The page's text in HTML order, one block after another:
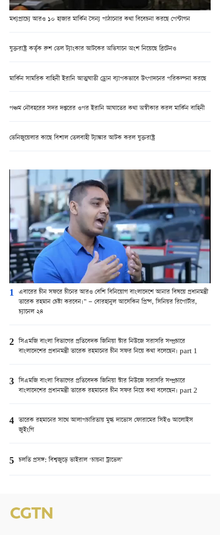
মধ্যপ্রাচ্যে আরও ১০ হাজার মার্কিন সৈন্য পাঠানোর কথা বিবেচনা করছে পেন্টাগন
যুক্তরাষ্ট্র কর্তৃক রুশ তেল ট্যাংকার আটকের অভিযানে অংশ নিয়েছে ব্রিটেনও
মার্কিন সামরিক বাহিনী ইরানি আত্মঘাতী ড্রোন ব্যাপকভাবে উৎপাদনের পরিকল্পনা করছে
পঞ্চম নৌবহরের সদর দপ্তরের ওপর ইরানি আঘাতের কথা অস্বীকার করল মার্কিন বাহিনী
ভেনিজুয়েলার কাছে বিশাল তেলবাহী ট্যাঙ্কার আটক করল যুক্তরাষ্ট্র
1 এবারের চীন সফরে চীনের আরও বেশি বিনিয়োগ বাংলাদেশে আনার বিষয়ে প্রধানমন্ত্রী
তারেক রহমান চেষ্টা করবেন।” — বোরহানুল আসেকিন প্রিন্স, সিনিয়র রিপোর্টার,
চ্যানেল ২৪
2 সিএমজি বাংলা বিভাগের প্রতিবেদক জিনিয়া স্টার নিউজে সরাসরি সম্প্রচারে
বাংলাদেশের প্রধানমন্ত্রী তারেক রহমানের চীন সফর নিয়ে কথা বলেছেন। part 1
3 সিএমজি বাংলা বিভাগের প্রতিবেদক জিনিয়া স্টার নিউজে সরাসরি সম্প্রচারে
বাংলাদেশের প্রধানমন্ত্রী তারেক রহমানের চীন সফর নিয়ে কথা বলেছেন। part 2
4 তারেক রহমানের সাথে আলাপচারিতায় মুগ্ধ দাভোস ফোরামের সিইও আলোইস
জুইংগি
5 চলতি প্রসঙ্গ: বিশ্বজুড়ে ভাইরাল ‘চায়না ট্রাভেল’